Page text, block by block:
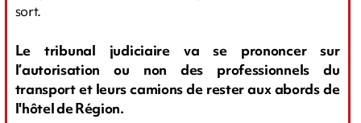
sort.
Le tribunal judiciaire va se prononcer sur
l’autorisation ou non des professionnels du
transport et leurs camions de rester aux abords de
l'hôtel de Région.